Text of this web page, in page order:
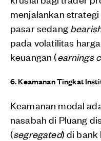
menjalankan strategi
pasar sedang
pada volatilitas
keuangan (earnings
6. Keamanan Tingkat
Keamanan modal
nasabah di Pluang
(segregated) di bank